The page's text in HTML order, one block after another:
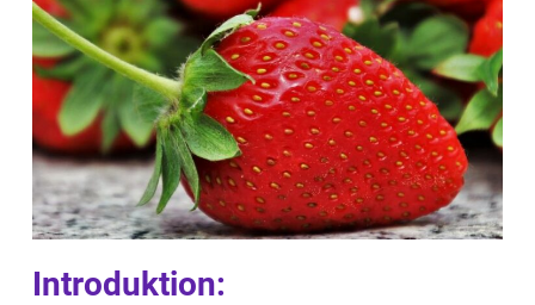
Introduktion: